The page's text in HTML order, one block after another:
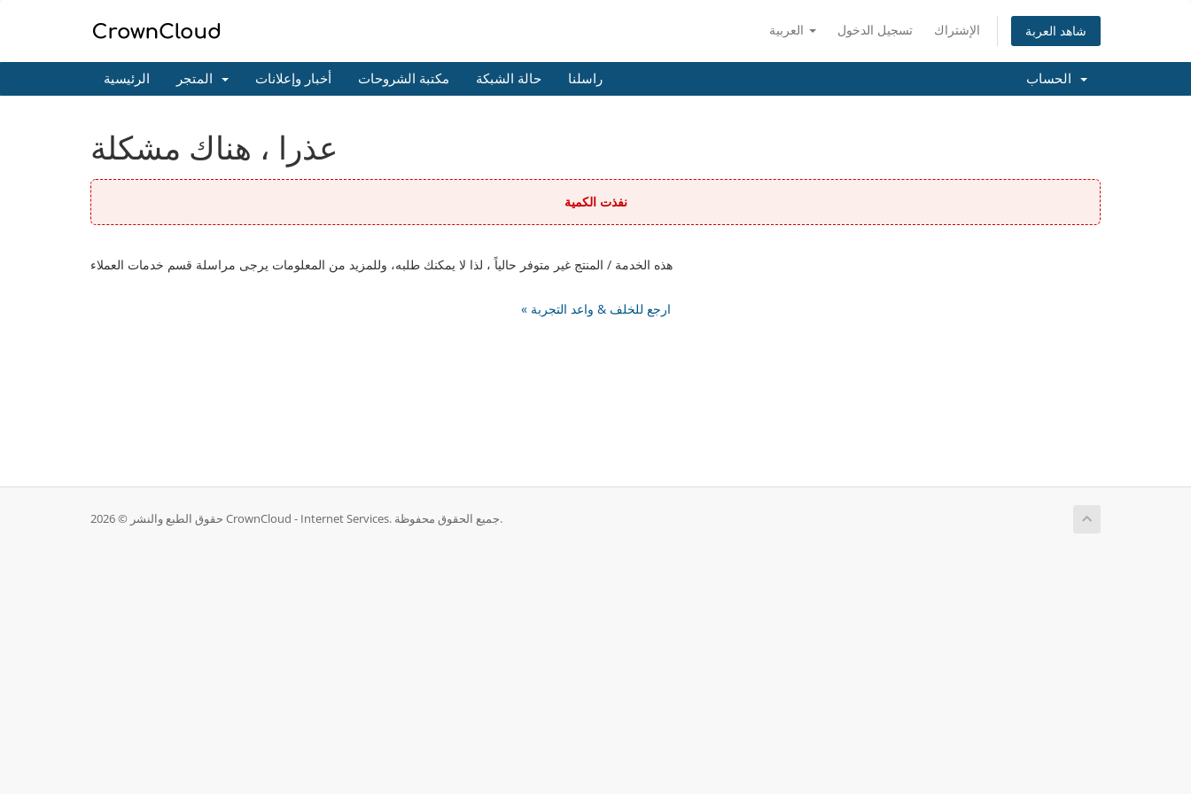
تسجيل الدخول الإشتراك شاهد العربة
الرئيسية أخبار وإعلانات مكتبة الشروحات حالة الشبكة راسلنا
عذرا ، هناك مشكلة
نفذت الكمية
هذه الخدمة / المنتج غير متوفر حالياً ، لذا لا يمكنك طلبه، وللمزيد من المعلومات يرجى مراسلة قسم خدمات العملاء
« ارجع للخلف & واعد التجربة
حقوق الطبع والنشر © 2026 CrownCloud - Internet Services. جميع الحقوق محفوظة.